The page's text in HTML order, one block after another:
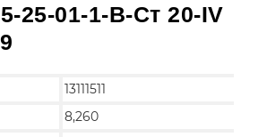
25-01-1-B-Ст 20-IV
13111511
8,260